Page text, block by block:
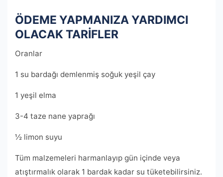
ÖDEME YAPMANIZA YARDIMCI
OLACAK TARİFLER
Oranlar
1 su bardağı demlenmiş soğuk yeşil çay
1 yeşil elma
3-4 taze nane yaprağı
½ limon suyu
Tüm malzemeleri harmanlayıp gün içinde veya
atıştırmalık olarak 1 bardak kadar su tüketebilirsiniz.